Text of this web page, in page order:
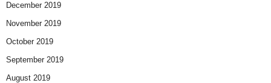
December 2019
November 2019
October 2019
September 2019
August 2019